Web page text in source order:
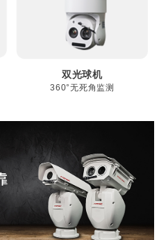
双光球机
360°无死角监测